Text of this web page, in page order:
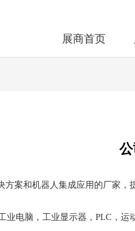
展商首页
方案和机器人集成应用的厂家，
业电脑，工业显示器， PLC ，运